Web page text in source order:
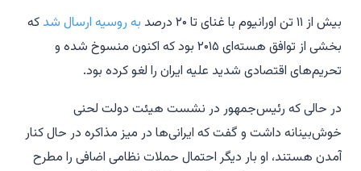
بیش از ۱۱ تن اورانیوم با غنای تا ۲۰ درصد
به روسیه ارسال شد که
بخشی از توافق هسته‌ای ۲۰۱۵ بود که اکنون منسوخ شده و
تحریم‌های اقتصادی شدید علیه ایران را لغو کرده بود.
در حالی که رئیس‌جمهور در نشست هیئت دولت لحنی
خوش‌بینانه داشت و گفت که ایرانی‌ها در میز مذاکره در حال کنار
آمدن هستند، او بار دیگر احتمال حملات نظامی اضافی را مطرح